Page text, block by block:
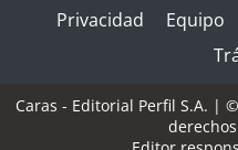
Privacidad
Equipo
Caras - Editorial Perfil S.A. | ©